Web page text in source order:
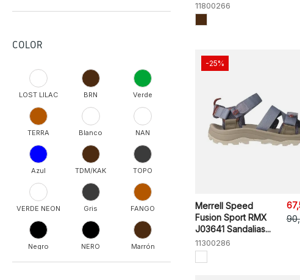
COLOR
LOST LILAC BRN Verde
TERRA Blanco NAN
Azul TDM/KAK TOPO
VERDE NEON Gris FANGO
Negro NERO Marrón
11800266
Merrell Speed
Fusion Sport RMX
J03641 Sandalias...
11300286
-25%